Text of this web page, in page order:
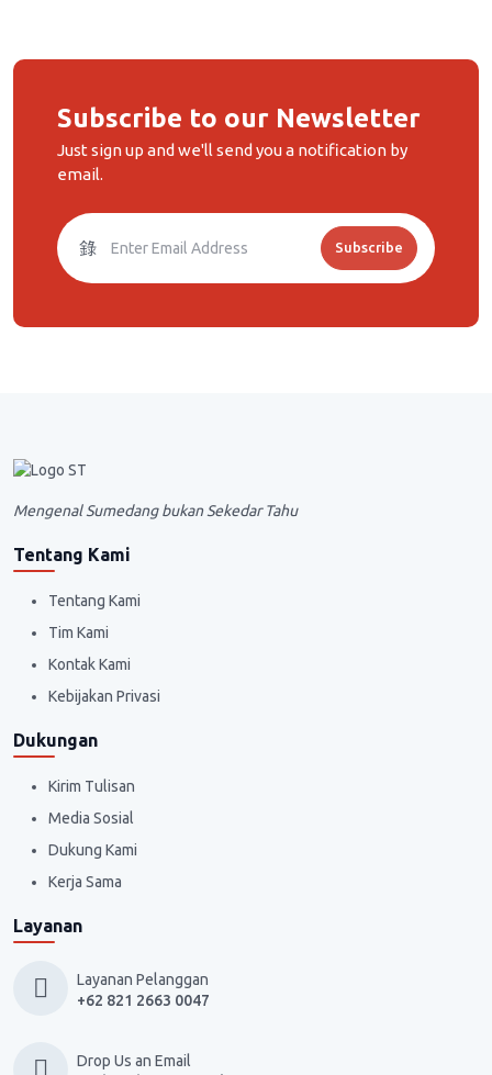
Subscribe to our Newsletter
Just sign up and we'll send you a notification by
email.
Subscribe
Mengenal Sumedang bukan Sekedar Tahu
Tentang Kami
Tentang Kami
Tim Kami
Kontak Kami
Kebijakan Privasi
Dukungan
Kirim Tulisan
Media Sosial
Dukung Kami
Kerja Sama
Layanan
Layanan Pelanggan
+62 821 2663 0047
Drop Us an Email